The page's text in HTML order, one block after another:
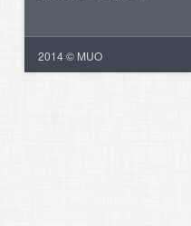
2014 © MUO